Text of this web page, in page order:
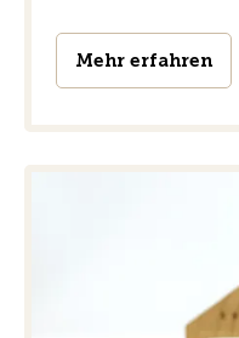
Mehr erfahren